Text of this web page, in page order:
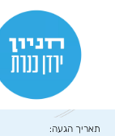
תאריך הגעה: